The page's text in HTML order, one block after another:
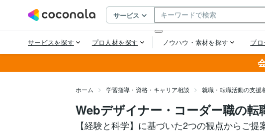
ホーム 学習指導・資格・キャリア相談 就職・転職活動の支援
Webデザイナー・コーダー職の転
【経験と科学】に基づいた2つの観点からご提